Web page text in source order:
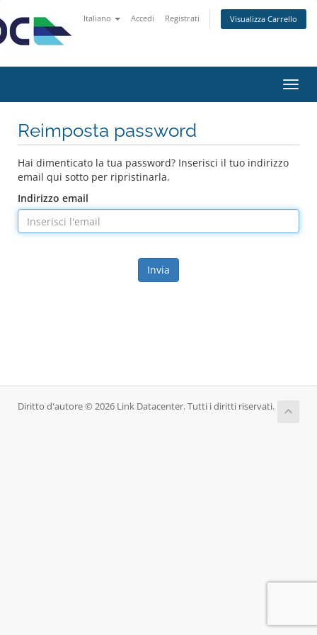
Italiano Accedi Registrati Visualizza Carrello
Attiva
Reimposta password
Hai dimenticato la tua password? Inserisci il tuo indirizzo
email qui sotto per ripristinarla.
Indirizzo email
Invia
Diritto d'autore © 2026 Link Datacenter. Tutti i diritti riservati.